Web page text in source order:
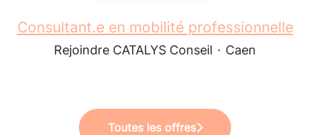
Consultant.e en mobilité professionnelle
Rejoindre CATALYS Conseil · Caen
Toutes les offres